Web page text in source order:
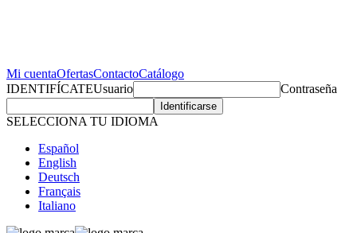
Mi cuentaOfertasContactoCatálogo
IDENTIFÍCATEUsuario Contraseña
SELECCIONA TU IDIOMA
Español
English
Deutsch
Français
Italiano